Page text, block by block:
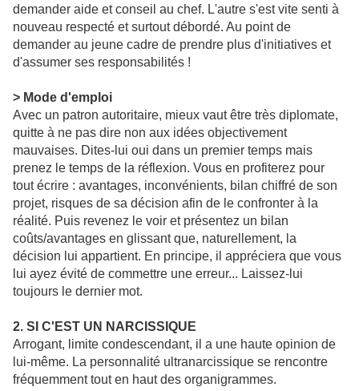
demander aide et conseil au chef. L'autre s'est vite senti à
nouveau respecté et surtout débordé. Au point de
demander au jeune cadre de prendre plus d'initiatives et
d'assumer ses responsabilités !
> Mode d'emploi
Avec un patron autoritaire, mieux vaut être très diplomate,
quitte à ne pas dire non aux idées objectivement
mauvaises. Dites-lui oui dans un premier temps mais
prenez le temps de la réflexion. Vous en profiterez pour
tout écrire : avantages, inconvénients, bilan chiffré de son
projet, risques de sa décision afin de le confronter à la
réalité. Puis revenez le voir et présentez un bilan
coûts/avantages en glissant que, naturellement, la
décision lui appartient. En principe, il appréciera que vous
lui ayez évité de commettre une erreur... Laissez-lui
toujours le dernier mot.
2. SI C'EST UN NARCISSIQUE
Arrogant, limite condescendant, il a une haute opinion de
lui-même. La personnalité ultranarcissique se rencontre
fréquemment tout en haut des organigrammes.